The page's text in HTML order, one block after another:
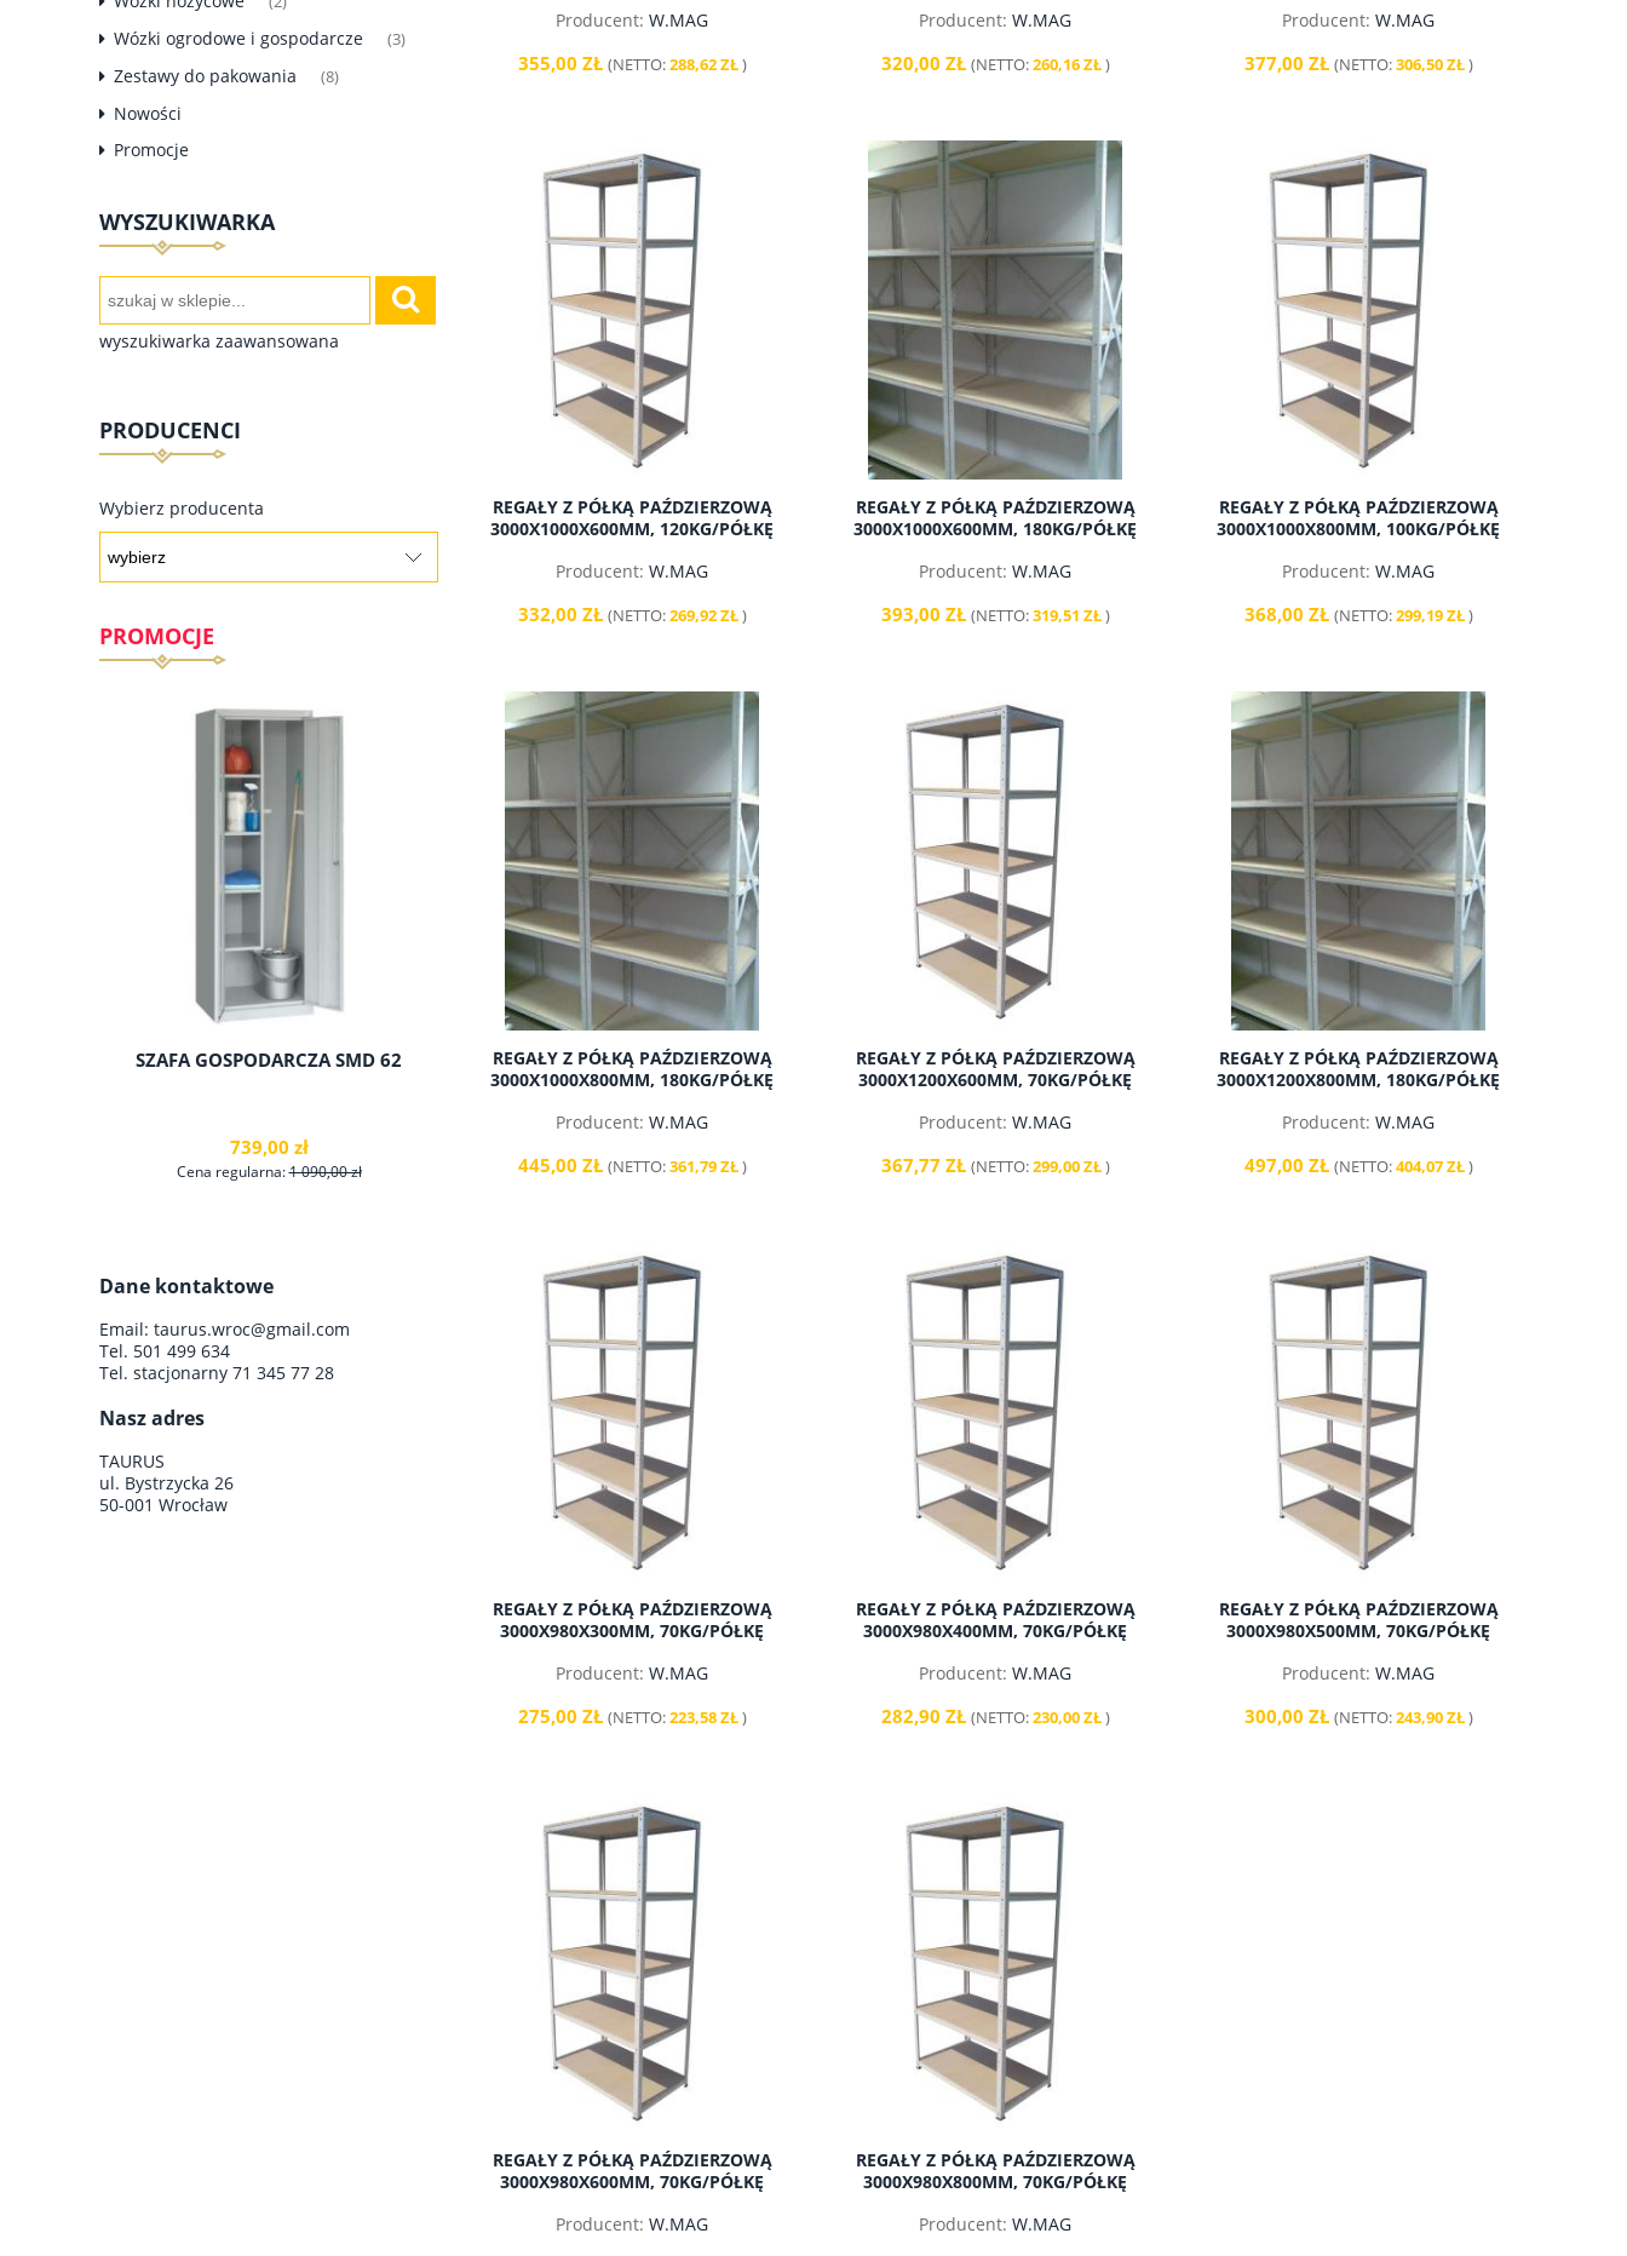
Wózki ogrodowe i gospodarcze (3)
Zestawy do pakowania (8)
Nowości
Promocje
WYSZUKIWARKA
wyszukiwarka zaawansowana
PRODUCENCI
Wybierz producenta
PROMOCJE
SZAFA GOSPODARCZA SMD 62
739,00 zł
Cena regularna:1 090,00 zł
do koszyka
1 BURTOWY 1200X700MM 600KG
BLAT Z BLACHY
Cena regularna:1 040,00 zł
do koszyka
POJEMNIK WARSZTATOWY
224X144X108MM
Cena regularna:8,80 zł
do koszyka
WÓZEK DWUPÓŁKOWY
850X500MM 250KG 160MM
Cena regularna: 1 050,00 zł
do koszyka
Dane kontaktowe
Email: taurus.wroc@gmail.com
Tel. 501 499 634
Tel. stacjonarny 71 345 77 28
Nasz adres
TAURUS
ul. Bystrzycka 26
50-001 Wrocław
Producent: W.MAG
355,00 ZŁ (NETTO:288,62 ZŁ)
Producent: W.MAG
320,00 ZŁ (NETTO:260,16 ZŁ)
Producent: W.MAG
377,00 ZŁ (NETTO:306,50 ZŁ)
REGAŁY Z PÓŁKĄ PAŹDZIERZOWĄ
3000X1000X600MM, 120KG/PÓŁKĘ
Producent: W.MAG
332,00 ZŁ (NETTO:269,92 ZŁ)
REGAŁY Z PÓŁKĄ PAŹDZIERZOWĄ
3000X1000X600MM, 180KG/PÓŁKĘ
Producent: W.MAG
393,00 ZŁ (NETTO:319,51 ZŁ)
REGAŁY Z PÓŁKĄ PAŹDZIERZOWĄ
3000X1000X800MM, 100KG/PÓŁKĘ
Producent: W.MAG
368,00 ZŁ (NETTO:299,19 ZŁ)
REGAŁY Z PÓŁKĄ PAŹDZIERZOWĄ
3000X1000X800MM, 180KG/PÓŁKĘ
Producent: W.MAG
445,00 ZŁ (NETTO:361,79 ZŁ)
REGAŁY Z PÓŁKĄ PAŹDZIERZOWĄ
3000X1200X600MM, 70KG/PÓŁKĘ
Producent: W.MAG
367,77 ZŁ (NETTO:299,00 ZŁ)
REGAŁY Z PÓŁKĄ PAŹDZIERZOWĄ
3000X1200X800MM, 180KG/PÓŁKĘ
Producent: W.MAG
497,00 ZŁ (NETTO:404,07 ZŁ)
REGAŁY Z PÓŁKĄ PAŹDZIERZOWĄ
3000X980X300MM, 70KG/PÓŁKĘ
Producent: W.MAG
275,00 ZŁ (NETTO:223,58 ZŁ)
REGAŁY Z PÓŁKĄ PAŹDZIERZOWĄ
3000X980X400MM, 70KG/PÓŁKĘ
Producent: W.MAG
282,90 ZŁ (NETTO:230,00 ZŁ)
REGAŁY Z PÓŁKĄ PAŹDZIERZOWĄ
3000X980X500MM, 70KG/PÓŁKĘ
Producent: W.MAG
300,00 ZŁ (NETTO:243,90 ZŁ)
REGAŁY Z PÓŁKĄ PAŹDZIERZOWĄ
3000X980X600MM, 70KG/PÓŁKĘ
Producent: W.MAG
REGAŁY Z PÓŁKĄ PAŹDZIERZOWĄ
3000X980X800MM, 70KG/PÓŁKĘ
Producent: W.MAG